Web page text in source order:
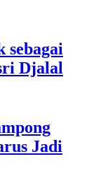
Djalal
Jadi